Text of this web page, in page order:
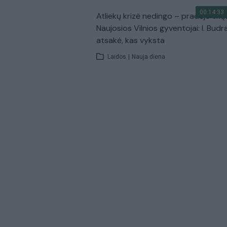
00:14:33
Atliekų krizė nedingo – pradėjo
Naujosios Vilnios gyventojai: I.
atsakė, kas vyksta
Laidos | Nauja diena